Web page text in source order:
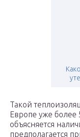
Такой
Европе уже более
объясняется
предполагается